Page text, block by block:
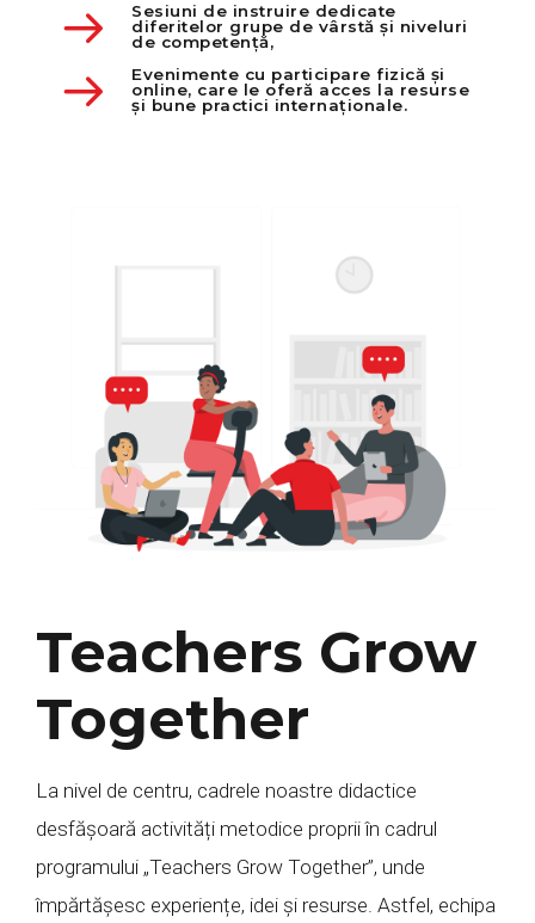
Sesiuni de instruire dedicate
diferitelor grupe de vârstă și niveluri
de competență,
Evenimente cu participare fizică și
online, care le oferă acces la resurse
și bune practici internaționale.
Teachers Grow
Together
La nivel de centru, cadrele noastre didactice
desfășoară activități metodice proprii în cadrul
programului „Teachers Grow Together”, unde
împărtășesc experiențe, idei și resurse. Astfel, echipa